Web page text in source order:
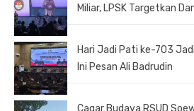
Miliar, LPSK Targetkan
Hari Jadi Pati ke-703
Ini Pesan Ali Badrudin
Cagar Budaya RSUD